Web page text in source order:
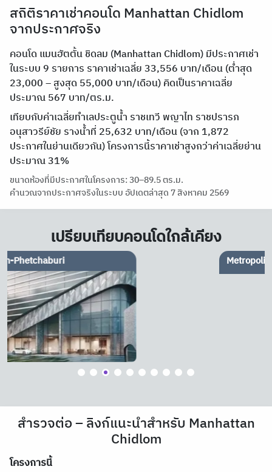
สถิติราคาเช่าคอนโด Manhattan Chidlom
จากประกาศจริง
คอนโด แมนฮัตตั้น ชิดลม (Manhattan Chidlom) มีประกาศเช่า
ในระบบ 9 รายการ ราคาเช่าเฉลี่ย 33,556 บาท/เดือน (ต่ำสุด
23,000 – สูงสุด 55,000 บาท/เดือน) คิดเป็นราคาเฉลี่ย
ประมาณ 567 บาท/ตร.ม.
เทียบกับค่าเฉลี่ยทำเลประตูน้ำ ราชเทวี พญาไท ราชปรารภ
อนุสาวรีย์ชัย รางน้ำที่ 25,632 บาท/เดือน (จาก 1,872
ประกาศในย่านเดียวกัน) โครงการนี้ราคาเช่าสูงกว่าค่าเฉลี่ยย่าน
ประมาณ 31%
ขนาดห้องที่มีประกาศในโครงการ: 30–89.5 ตร.ม.
คำนวณจากประกาศจริงในระบบ อัปเดตล่าสุด 7 สิงหาคม 2569
เปรียบเทียบคอนโดใกล้เคียง
Metropolis Rajprasong
สำรวจต่อ – ลิงก์แนะนำสำหรับ Manhattan
Chidlom
โครงการนี้